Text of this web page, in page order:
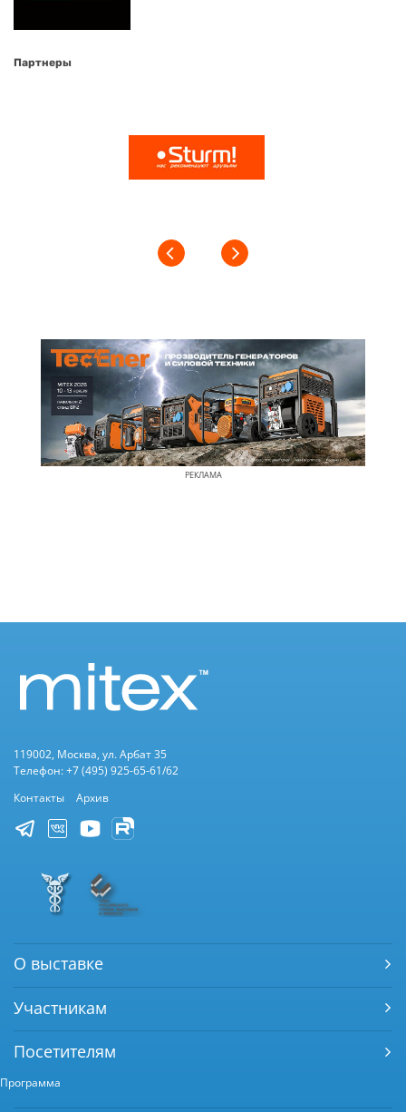
Партнеры
РЕКЛАМА
119002, Москва, ул. Арбат 35
Телефон: +7 (495) 925-65-61/62
Контакты
Архив
О выставке
Участникам
Посетителям
Программа